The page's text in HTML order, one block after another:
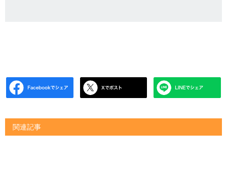
関連記事